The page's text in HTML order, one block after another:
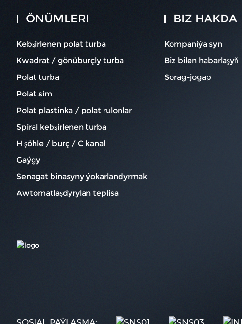
ÖNÜMLERI
Kebşirlenen polat turba
Kwadrat / gönüburçly turba
Polat turba
Polat sim
Polat plastinka / polat rulonlar
Spiral kebşirlenen turba
H şöhle / burç / C kanal
Gaýgy
Senagat binasyny ýokarlandyrmak
Awtomatlaşdyrylan teplisa
BIZ HAKDA
Kompaniýa syn
Biz bilen habarlaşyň
Sorag-jogap
SOSIAL PAÝLAŞMA: